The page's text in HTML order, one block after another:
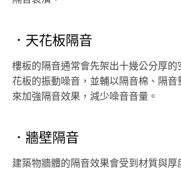
．天花板隔音
樓板的隔音通常會先架出十幾公分厚的
花板的振動噪音，並輔以隔音棉、隔音
來加強隔音效果，減少噪音音量。
．牆壁隔音
建築物牆體的隔音效果會受到材質與厚